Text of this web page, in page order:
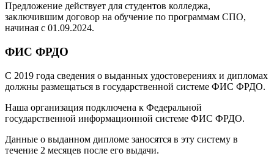
Предложение действует для студентов колледжа,
заключившим договор на обучение по программам СПО,
начиная с 01.09.2024.
ФИС ФРДО
С 2019 года сведения о выданных удостоверениях и дипломах
должны размещаться в государственной системе ФИС ФРДО.
Наша организация подключена к Федеральной
государственной информационной системе ФИС ФРДО.
Данные о выданном дипломе заносятся в эту систему в
течение 2 месяцев после его выдачи.